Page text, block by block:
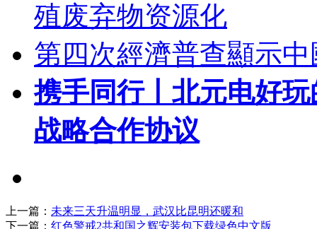
殖废弃物资源化
第四次經濟普查顯示
携手同行丨北元电好
战略合作协议
上一篇： 未来三天升温明显，武汉比昆明还暖和
下一篇： 红色警戒2共和国之辉安装包下载绿色中文版